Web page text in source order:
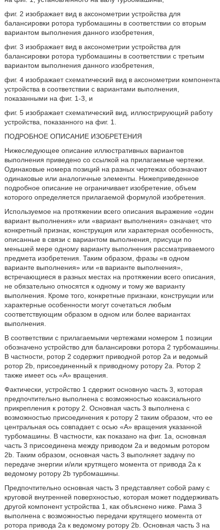
фиг. 2 изображает вид в аксонометрии устройства для
балансировки ротора турбомашины в соответствии со вторым
вариантом выполнения данного изобретения,
фиг. 3 изображает вид в аксонометрии устройства для
балансировки ротора турбомашины в соответствии с третьим
вариантом выполнения данного изобретения,
фиг. 4 изображает схематический вид в аксонометрии компонента
устройства в соответствии с вариантами выполнения,
показанными на фиг. 1-3, и
фиг. 5 изображает схематический вид, иллюстрирующий работу
устройства, показанного на фиг. 1.
ПОДРОБНОЕ ОПИСАНИЕ ИЗОБРЕТЕНИЯ
Нижеследующее описание иллюстративных вариантов
выполнения приведено со ссылкой на прилагаемые чертежи.
Одинаковые номера позиций на разных чертежах обозначают
одинаковые или аналогичные элементы. Нижеприведенное
подробное описание не ограничивает изобретение, объем
которого определяется прилагаемой формулой изобретения.
Используемое на протяжении всего описания выражение «один
вариант выполнения» или «вариант выполнения» означает, что
конкретный признак, конструкция или характерная особенность,
описанные в связи с вариантом выполнения, присущи по
меньшей мере одному варианту выполнения рассматриваемого
предмета изобретения. Таким образом, фразы «в одном
варианте выполнения» или «в варианте выполнения»,
встречающиеся в разных местах на протяжении всего описания,
не обязательно относятся к одному и тому же варианту
выполнения. Кроме того, конкретные признаки, конструкции или
характерные особенности могут сочетаться любым
соответствующим образом в одном или более вариантах
выполнения.
В соответствии с прилагаемыми чертежами номером 1 позиции
обозначено устройство для балансировки ротора 2 турбомашины.
В частности, ротор 2 содержит приводной ротор 2а и ведомый
ротор 2b, присоединенный к приводному ротору 2а. Ротор 2
также имеет ось «А» вращения.
Фактически, устройство 1 сдержит основную часть 3, которая
предпочтительно выполнена с возможностью коаксиального
прикрепления к ротору 2. Основная часть 3 выполнена с
возможностью присоединения к ротору 2 таким образом, что ее
центральная ось совпадает с осью «А» вращения указанной
турбомашины. В частности, как показано на фиг. 1а, основная
часть 3 присоединена между приводом 2а и ведомым ротором
2b. Таким образом, основная часть 3 выполняет задачу по
передаче энергии и/или крутящего момента от привода 2а к
ведомому ротору 2b турбомашины.
Предпочтительно основная часть 3 представляет собой раму с
круговой внутренней поверхностью, которая может поддерживать
другой компонент устройства 1, как объяснено ниже. Рама 3
выполнена с возможностью передачи крутящего момента от
ротора привода 2а к ведомому ротору 2b. Основная часть 3 на